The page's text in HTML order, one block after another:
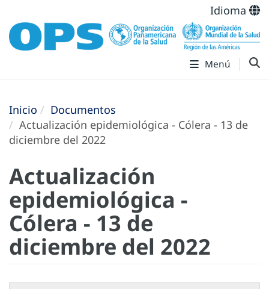
Idioma
Menú
Inicio
Documentos
Actualización epidemiológica - Cólera - 13 de
diciembre del 2022
Actualización
epidemiológica -
Cólera - 13 de
diciembre del 2022